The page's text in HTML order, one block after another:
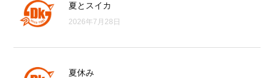
夏とスイカ
2026年7月28日
夏休み